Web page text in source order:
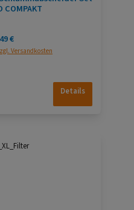
COMPAKT
Preis:
€
Versandkosten
Details